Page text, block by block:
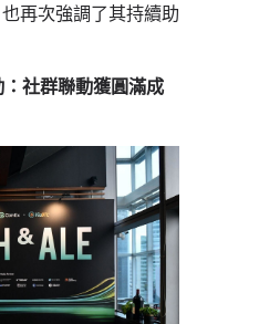
再次強調了其持續助
：社群聯動獲圓滿成